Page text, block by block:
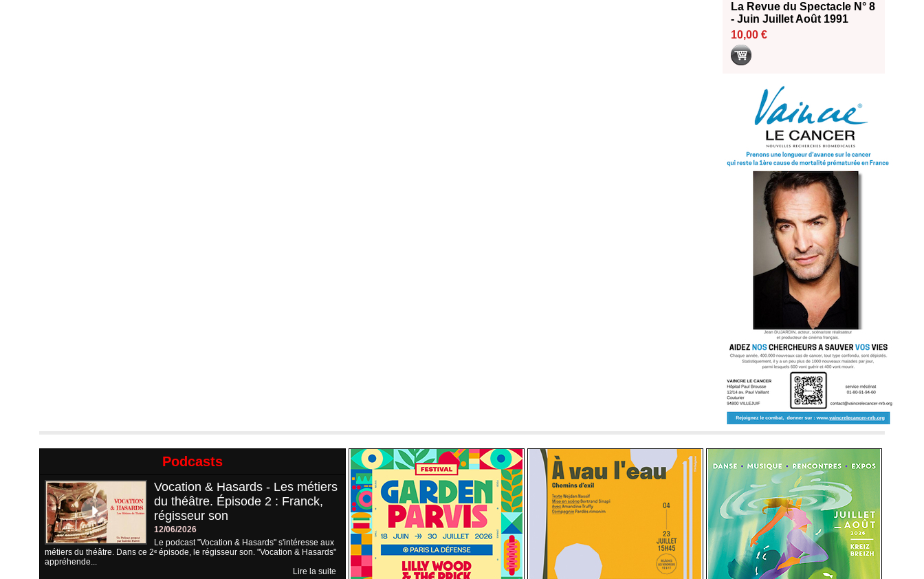
La Revue du Spectacle N° 8
- Juin Juillet Août 1991
10,00 €
Podcasts
Vocation & Hasards - Les métiers
du théâtre. Épisode 2 : Franck,
régisseur son
12/06/2026
Le podcast "Vocation & Hasards" s'intéresse aux
métiers du théâtre. Dans ce 2ᵉ épisode, le régisseur son. "Vocation & Hasards"
appréhende...
Lire la suite